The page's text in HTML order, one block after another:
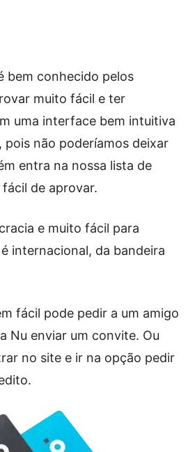
bem conhecido pelos
muito fácil e ter
uma interface bem intuitiva
pois não poderíamos deixar
entra na nossa lista de
de aprovar.
e muito fácil para
internacional, da bandeira
fácil pode pedir a um amigo
Nu enviar um convite. Ou
no site e ir na opção pedir